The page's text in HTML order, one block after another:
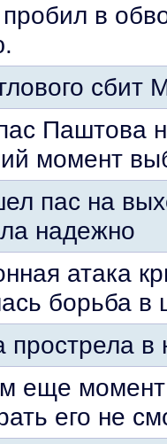
в
сбит
Паштова
момент
пас на
надежно
атака
борьба в
прострела
еще
его не